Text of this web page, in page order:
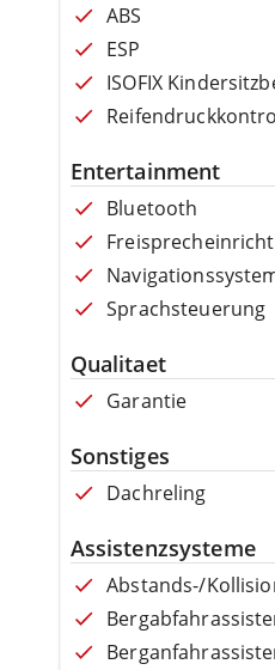
ABS
ESP
ISOFIX
Entertainment
Bluetooth
Sprachsteuerung
Qualitaet
Garantie
Sonstiges
Dachreling
Assistenzsysteme
Abstands-/